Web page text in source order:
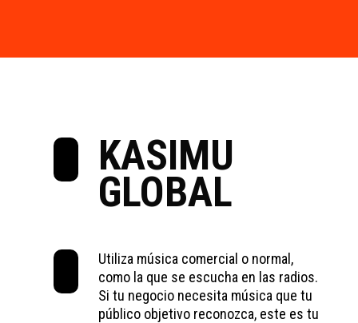
KASIMU
GLOBAL
Utiliza música comercial o normal,
como la que se escucha en las radios.
Si tu negocio necesita música que tu
público objetivo reconozca, este es tu